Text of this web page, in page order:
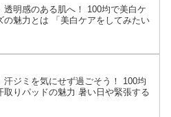
明感のある肌へ！ 100均で美白ケ
の魅力とは 「美白ケアをしてみたい
ジミを気にせず過ごそう！ 100均
取りパッドの魅力 暑い日や緊張する